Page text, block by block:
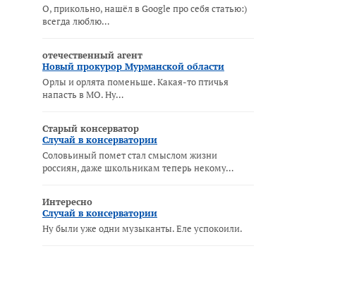
О, прикольно, нашёл в Google про себя статью:)
всегда люблю…
отечественный агент
Новый прокурор Мурманской области
Орлы и орлята поменьше. Какая-то птичья
напасть в МО. Ну…
Старый консерватор
Случай в консерватории
Соловьиный помет стал смыслом жизни
россиян, даже школьникам теперь некому…
Интересно
Случай в консерватории
Ну были уже одни музыканты. Еле успокоили.